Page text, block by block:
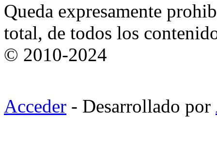
Queda expresamente
total, de todos los
© 2010-2024
Acceder - Desarrollado por